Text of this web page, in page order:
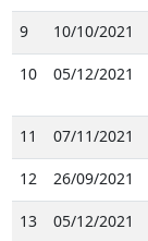
9 10/10/2021
10 05/12/2021
11 07/11/2021
12 26/09/2021
13 05/12/2021